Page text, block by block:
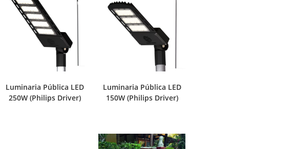
Luminaria Pública LED
250W (Philips Driver)
Luminaria Pública LED
150W (Philips Driver)